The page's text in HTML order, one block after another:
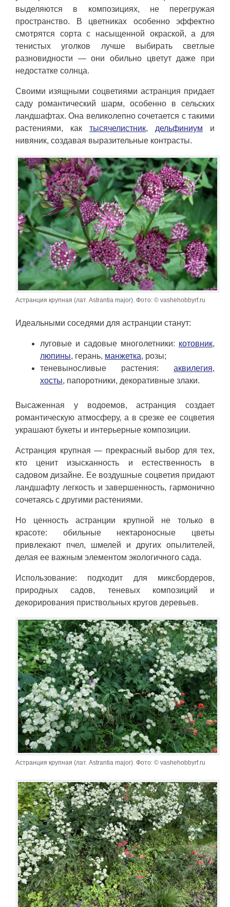
выделяются в композициях, не перегружая
пространство. В цветниках особенно эффектно
смотрятся сорта с насыщенной окраской, а для
тенистых уголков лучше выбирать светлые
разновидности — они обильно цветут даже при
недостатке солнца.
Своими изящными соцветиями астранция придает
саду романтический шарм, особенно в сельских
ландшафтах. Она великолепно сочетается с такими
растениями, как тысячелистник, дельфиниум и
нивяник, создавая выразительные контрасты.
Астранция крупная (лат. Astrantia major). Фото: © vashehobbyrf.ru
Идеальными соседями для астранции станут:
луговые и садовые многолетники: котовник,
люпины, герань, манжетка, розы;
теневыносливые растения: аквилегия,
хосты, папоротники, декоративные злаки.
Высаженная у водоемов, астранция создает
романтическую атмосферу, а в срезке ее соцветия
украшают букеты и интерьерные композиции.
Астранция крупная — прекрасный выбор для тех,
кто ценит изысканность и естественность в
садовом дизайне. Ее воздушные соцветия придают
ландшафту легкость и завершенность, гармонично
сочетаясь с другими растениями.
Но ценность астранции крупной не только в
красоте: обильные нектароносные цветы
привлекают пчел, шмелей и других опылителей,
делая ее важным элементом экологичного сада.
Использование: подходит для миксбордеров,
природных садов, теневых композиций и
декорирования приствольных кругов деревьев.
Астранция крупная (лат. Astrantia major). Фото: © vashehobbyrf.ru